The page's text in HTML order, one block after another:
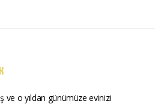
ve o yıldan günümüze evinizi